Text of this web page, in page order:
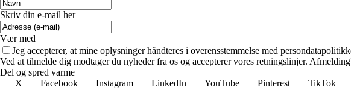
Skriv din e-mail her
Vær med
Jeg accepterer, at mine oplysninger håndteres i overensstemmelse med
Ved at tilmelde dig modtager du nyheder fra os og accepterer vores retningslinjer.
Del og spred varme
X
Facebook Instagram LinkedIn YouTube Pinterest TikTok